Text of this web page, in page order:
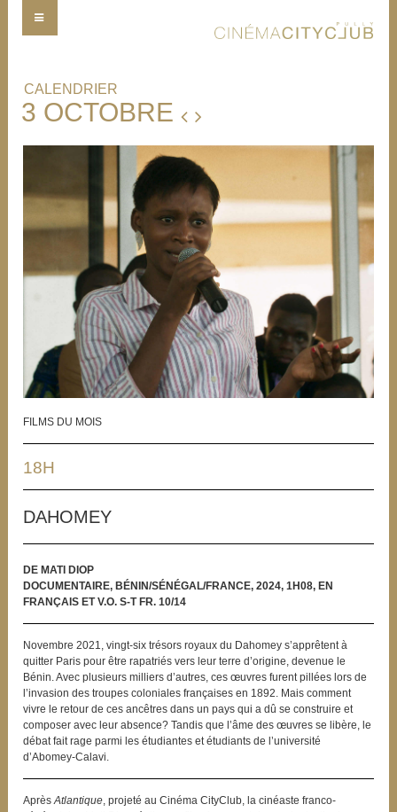
3 OCTOBRE
FILMS DU MOIS
18H
DAHOMEY
DE MATI DIOP
DOCUMENTAIRE, BÉNIN/SÉNÉGAL/FRANCE, 2024, 1H08, EN
FRANÇAIS ET V.O. S-T FR. 10/14
Novembre 2021, vingt-six trésors royaux du Dahomey s’apprêtent à
quitter Paris pour être rapatriés vers leur terre d’origine, devenue le
Bénin. Avec plusieurs milliers d’autres, ces œuvres furent pillées lors de
l’invasion des troupes coloniales françaises en 1892. Mais comment
vivre le retour de ces ancêtres dans un pays qui a dû se construire et
composer avec leur absence? Tandis que l’âme des œuvres se libère, le
débat fait rage parmi les étudiantes et étudiants de l’université
d’Abomey-Calavi.
Après Atlantique, projeté au Cinéma CityClub, la cinéaste franco-
CALENDRIER